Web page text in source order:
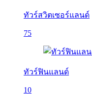
ทัวร์สวิตเซอร์แลนด์
75
ทัวร์ฟินแลนด์
10